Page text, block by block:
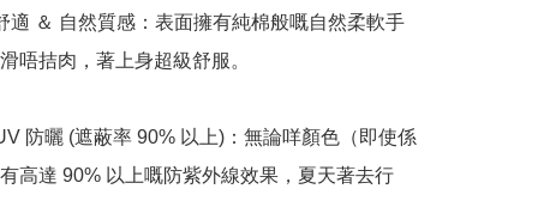
＆ 自然質感：表面擁有純棉般嘅自然柔軟手
唔拮肉，著上身超級舒服。
防曬 (遮蔽率 90% 以上)：無論咩顏色（即使係
高達 90% 以上嘅防紫外線效果，夏天著去行